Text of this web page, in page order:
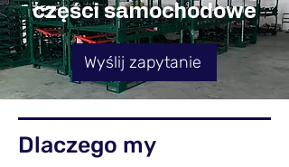
części samochodowe
Wyślij zapytanie
Dlaczego my